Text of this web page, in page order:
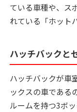
ている車種や、ス
れている「ホット
ハッチバックと
ハッチバックが車
ックスの車である
ルームを持つ3ボッ